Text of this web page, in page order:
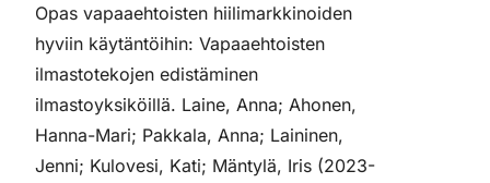
Opas vapaaehtoisten hiilimarkkinoiden
hyviin käytäntöihin: Vapaaehtoisten
ilmastotekojen edistäminen
ilmastoyksiköillä. Laine, Anna; Ahonen,
Hanna-Mari; Pakkala, Anna; Laininen,
Jenni; Kulovesi, Kati; Mäntylä, Iris (2023-